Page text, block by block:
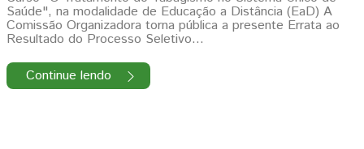
Saúde", na modalidade de Educação a Distância (EaD) A
Comissão Organizadora torna pública a presente Errata ao
Resultado do Processo Seletivo…
Continue lendo